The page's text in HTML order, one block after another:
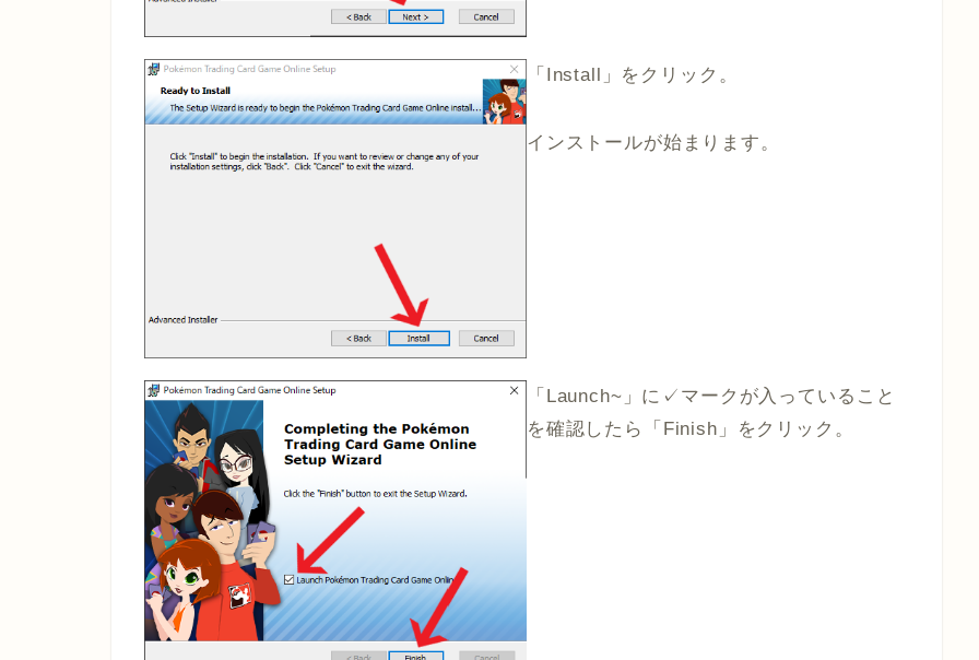
「Install」をクリック。
インストールが始まります。
「Launch~」に✓マークが入っていること
を確認したら「Finish」をクリック。